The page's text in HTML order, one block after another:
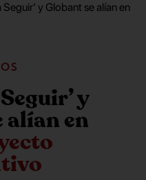
Seguir’ y Globant se alían en
y
alían en